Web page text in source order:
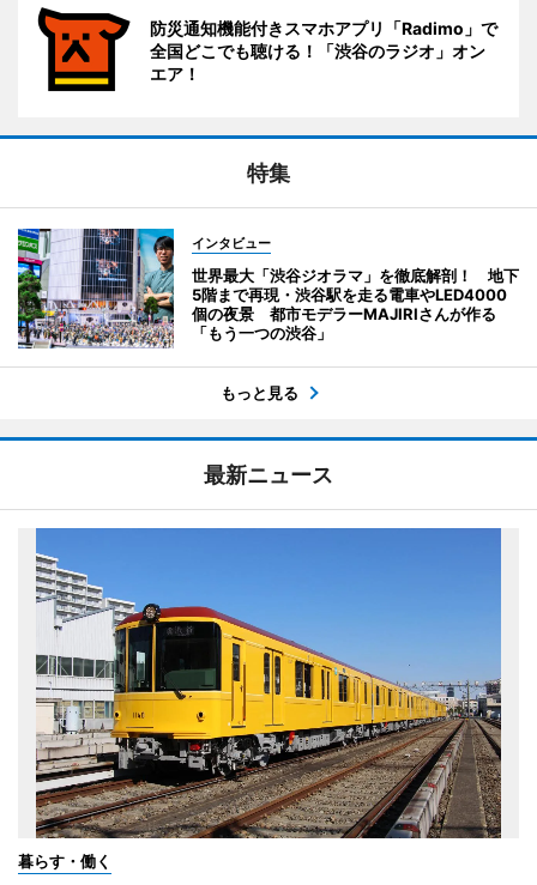
防災通知機能付きスマホアプリ「Radimo」で
全国どこでも聴ける！「渋谷のラジオ」オン
エア！
特集
インタビュー
世界最大「渋谷ジオラマ」を徹底解剖！ 地下
5階まで再現・渋谷駅を走る電車やLED4000
個の夜景 都市モデラーMAJIRIさんが作る
「もう一つの渋谷」
もっと見る
最新ニュース
暮らす・働く